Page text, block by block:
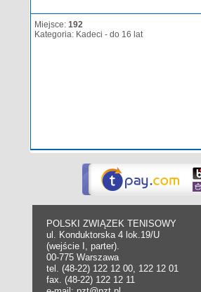
Miejsce: 192
Kategoria: Kadeci - do 16 lat
POLSKI ZWIĄZEK TENISOWY
ul. Konduktorska 4 lok.19/U
(wejście I, parter).
00-775 Warszawa
tel. (48-22) 122 12 00, 122 12 01
fax. (48-22) 122 12 11